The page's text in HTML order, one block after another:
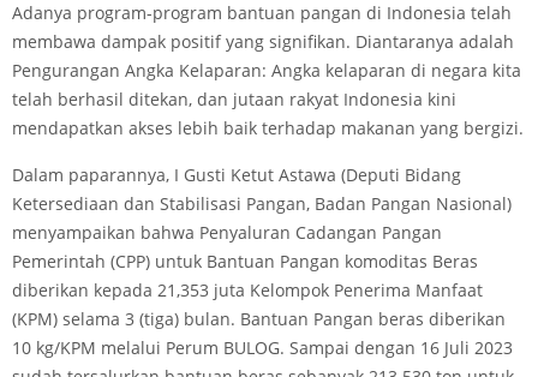
Adanya program-program bantuan pangan di Indonesia telah
membawa dampak positif yang signifikan. Diantaranya adalah
Pengurangan Angka Kelaparan: Angka kelaparan di negara kita
telah berhasil ditekan, dan jutaan rakyat Indonesia kini
mendapatkan akses lebih baik terhadap makanan yang bergizi.
Dalam paparannya, I Gusti Ketut Astawa (Deputi Bidang
Ketersediaan dan Stabilisasi Pangan, Badan Pangan Nasional)
menyampaikan bahwa Penyaluran Cadangan Pangan
Pemerintah (CPP) untuk Bantuan Pangan komoditas Beras
diberikan kepada 21,353 juta Kelompok Penerima Manfaat
(KPM) selama 3 (tiga) bulan. Bantuan Pangan beras diberikan
10 kg/KPM melalui Perum BULOG. Sampai dengan 16 Juli 2023